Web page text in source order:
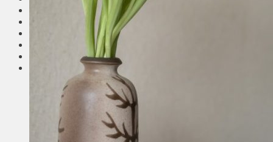
Выбор читателей
Калейдоскоп
Фоторепортаж
Туризм
ЛК рекомендует
Сеньорам
Образование
Здравоохранение